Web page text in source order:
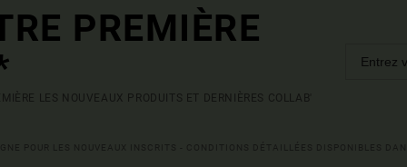
PREMIÈRE
LES NOUVEAUX PRODUITS ET DERNIÈRES COLLAB'